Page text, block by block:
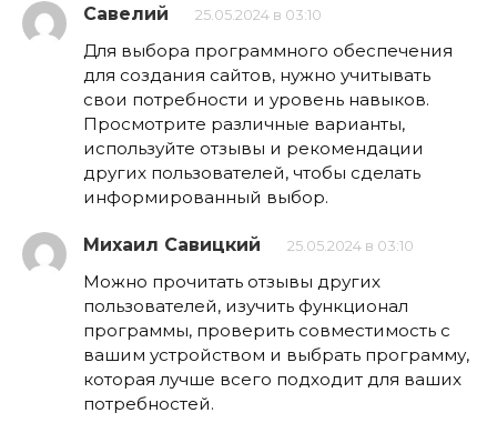
Савелий 25.05.2024 в 03:10
Для выбора программного обеспечения
для создания сайтов, нужно учитывать
свои потребности и уровень навыков.
Просмотрите различные варианты,
используйте отзывы и рекомендации
других пользователей, чтобы сделать
информированный выбор.
Михаил Савицкий 25.05.2024 в 03:10
Можно прочитать отзывы других
пользователей, изучить функционал
программы, проверить совместимость с
вашим устройством и выбрать программу,
которая лучше всего подходит для ваших
потребностей.